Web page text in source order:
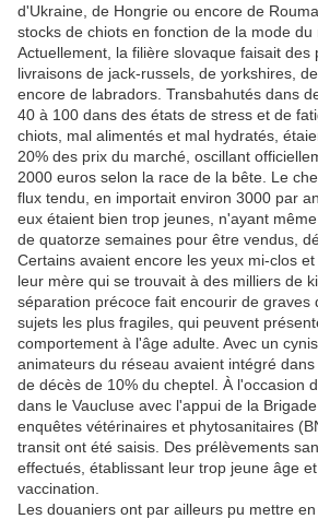
d'Ukraine, de Hongrie ou encore de
stocks de chiots en fonction de la mode
Actuellement, la filière slovaque faisait des
livraisons de jack-russels, de yorkshires,
encore de labradors. Transbahutés dans
40 à 100 dans des états de stress et de
chiots, mal alimentés et mal hydratés,
20% des prix du marché, oscillant
2000 euros selon la race de la bête. Le
flux tendu, en importait environ 3000 par
eux étaient bien trop jeunes, n'ayant
de quatorze semaines pour être vendus,
Certains avaient encore les yeux mi-clos
leur mère qui se trouvait à des milliers de
séparation précoce fait encourir de graves
sujets les plus fragiles, qui peuvent
comportement à l'âge adulte. Avec un
animateurs du réseau avaient intégré
de décès de 10% du cheptel. À l'occasion
dans le Vaucluse avec l'appui de la
enquêtes vétérinaires et phytosanitaires
transit ont été saisis. Des prélèvements
effectués, établissant leur trop jeune âge
vaccination.
Les douaniers ont par ailleurs pu mettre